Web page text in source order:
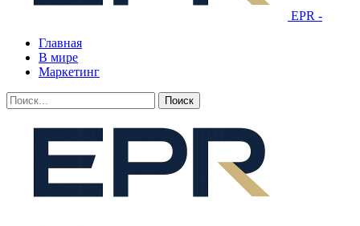
EPR -
Главная
В мире
Маркетинг